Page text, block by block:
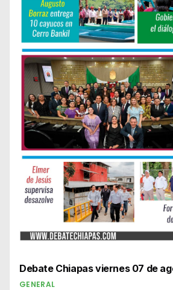
Debate Chiapas viernes 07 de
GENERAL